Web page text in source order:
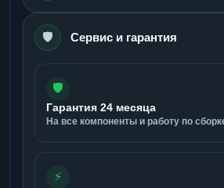
🛡️ Сервис и гарантия
🛡️
Гарантия 24 месяца
На все компоненты и работу по
⚡